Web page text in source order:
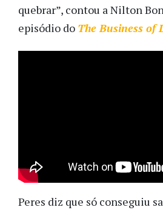
quebrar”, contou a Nilton
episódio do The Business of
Peres diz que só conseguiu